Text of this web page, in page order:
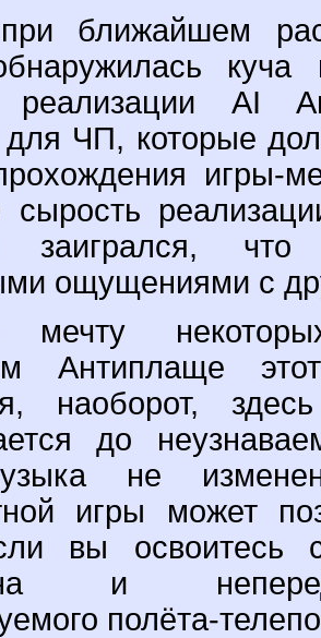
ближайшем
реализации AI
ЧП, которые
игры-
заигрался, что
ощущениями с
мечту
Антиплаще
наоборот,
до
музыка не
игры может
вы освоитесь
и
полёта-